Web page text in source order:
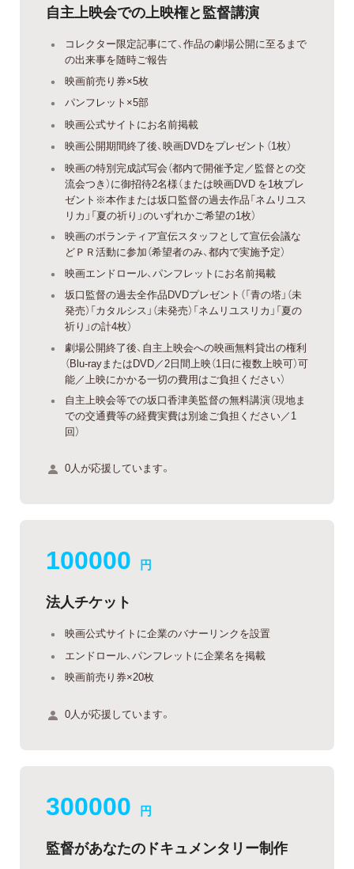
自主上映会での上映権と監督講演
コレクター限定記事にて、作品の劇場公開に至るまで
の出来事を随時ご報告
映画前売り券×5枚
パンフレット×5部
映画公式サイトにお名前掲載
映画公開期間終了後、映画DVDをプレゼント（1枚）
映画の特別完成試写会（都内で開催予定／監督との交
流会つき）に御招待2名様（または映画DVD を1枚プレ
ゼント※本作または坂口監督の過去作品「ネムリユス
リカ」「夏の祈り」のいずれかご希望の1枚）
映画のボランティア宣伝スタッフとして宣伝会議な
どＰＲ活動に参加（希望者のみ、都内で実施予定）
映画エンドロール、パンフレットにお名前掲載
坂口監督の過去全作品DVDプレゼント（「青の塔」（未
発売）「カタルシス」（未発売）「ネムリユスリカ」「夏の
祈り」の計4枚）
劇場公開終了後、自主上映会への映画無料貸出の権利
（Blu-rayまたはDVD／2日間上映（1日に複数上映可）可
能／上映にかかる一切の費用はご負担ください）
自主上映会等での坂口香津美監督の無料講演（現地ま
での交通費等の経費実費は別途ご負担ください／1
回）
0人が応援しています。
100000 円
法人チケット
映画公式サイトに企業のバナーリンクを設置
エンドロール、パンフレットに企業名を掲載
映画前売り券×20枚
0人が応援しています。
300000 円
監督があなたのドキュメンタリー制作